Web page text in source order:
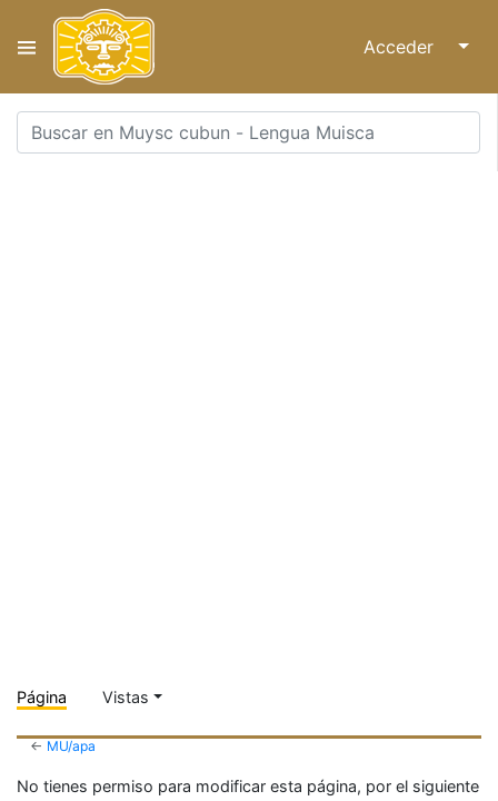
Acceder ↓
Página Vistas
← MU/apa
No tienes permiso para modificar esta página, por el siguiente